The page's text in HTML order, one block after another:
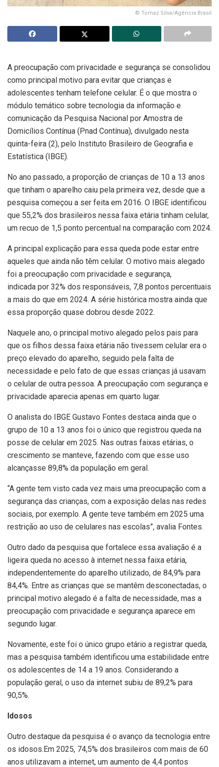
© Tomaz Silva/Agência Brasil
A preocupação com privacidade e segurança se consolidou
como principal motivo para evitar que crianças e
adolescentes tenham telefone celular. É o que mostra o
módulo temático sobre tecnologia da informação e
comunicação da Pesquisa Nacional por Amostra de
Domicílios Contínua (Pnad Contínua), divulgado nesta
quinta-feira (2), pelo Instituto Brasileiro de Geografia e
Estatística (IBGE).
No ano passado, a proporção de crianças de 10 a 13 anos
que tinham o aparelho caiu pela primeira vez, desde que a
pesquisa começou a ser feita em 2016. O IBGE identificou
que 55,2% dos brasileiros nessa faixa etária tinham celular,
um recuo de 1,5 ponto percentual na comparação com 2024.
A principal explicação para essa queda pode estar entre
aqueles que ainda não têm celular. O motivo mais alegado
foi a preocupação com privacidade e segurança,
indicada por 32% dos responsáveis, 7,8 pontos percentuais
a mais do que em 2024. A série histórica mostra ainda que
essa proporção quase dobrou desde 2022.
Naquele ano, o principal motivo alegado pelos pais para
que os filhos dessa faixa etária não tivessem celular era o
preço elevado do aparelho, seguido pela falta de
necessidade e pelo fato de que essas crianças já usavam
o celular de outra pessoa. A preocupação com segurança e
privacidade aparecia apenas em quarto lugar.
O analista do IBGE Gustavo Fontes destaca ainda que o
grupo de 10 a 13 anos foi o único que registrou queda na
posse de celular em 2025. Nas outras faixas etárias, o
crescimento se manteve, fazendo com que esse uso
alcançasse 89,8% da população em geral.
“A gente tem visto cada vez mais uma preocupação com a
segurança das crianças, com a exposição delas nas redes
sociais, por exemplo. A gente teve também em 2025 uma
restrição ao uso de celulares nas escolas”, avalia Fontes.
Outro dado da pesquisa que fortalece essa avaliação é a
ligeira queda no acesso à internet nessa faixa etária,
independentemente do aparelho utilizado, de 84,9% para
84,4%. Entre as crianças que se mantêm desconectadas, o
principal motivo alegado é a falta de necessidade, mas a
preocupação com privacidade e segurança aparece em
segundo lugar.
Novamente, este foi o único grupo etário a registrar queda,
mas a pesquisa também identificou uma estabilidade entre
os adolescentes de 14 a 19 anos. Considerando a
população geral, o uso da internet subiu de 89,2% para
90,5%.
Idosos
Outro destaque da pesquisa é o avanço da tecnologia entre
os idosos.Em 2025, 74,5% dos brasileiros com mais de 60
anos utilizavam a internet, um aumento de 4,4 pontos